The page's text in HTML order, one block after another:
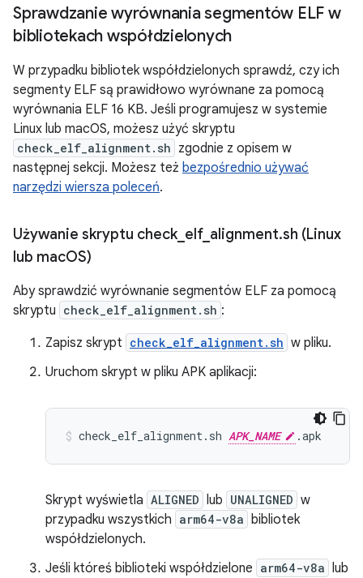
Sprawdzanie wyrównania segmentów ELF w
bibliotekach współdzielonych
W przypadku bibliotek współdzielonych sprawdź, czy ich
segmenty ELF są prawidłowo wyrównane za pomocą
wyrównania ELF 16 KB. Jeśli programujesz w systemie
Linux lub macOS, możesz użyć skryptu
check_elf_alignment.sh zgodnie z opisem w
następnej sekcji. Możesz też bezpośrednio używać
narzędzi wiersza poleceń.
Używanie skryptu check elf_ alignment.sh (Linux
lub macOS)
Aby sprawdzić wyrównanie segmentów ELF za pomocą
skryptu check_elf_alignment.sh :
Zapisz skrypt check_elf_alignment.sh w pliku.
Uruchom skrypt w pliku APK aplikacji:
check_elf_alignment.sh APK_NAME
Skrypt wyświetla ALIGNED lub UNALIGNED w
przypadku wszystkich arm64-v8a
bibliotek
współdzielonych.
Jeśli któreś biblioteki współdzielone arm64-v8a lub